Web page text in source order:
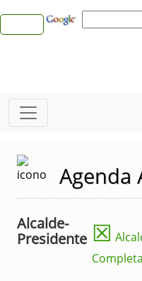
Agenda
Alcalde-
Presidente ☒
Completa